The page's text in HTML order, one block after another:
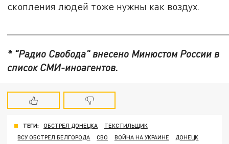
скопления людей тоже нужны как воздух.
* "Радио Свобода" внесено Минюстом России в
список СМИ-иноагентов.
ТЕГИ: ОБСТРЕЛ ДОНЕЦКА
ТЕКСТИЛЬЩИК
ВСУ ОБСТРЕЛ БЕЛГОРОДА
СВО ВОЙНА НА УКРАИНЕ
ДОНЕЦК